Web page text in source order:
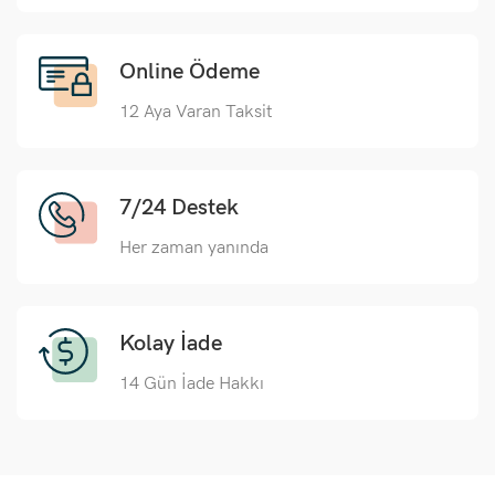
Online Ödeme
12 Aya Varan Taksit
7/24 Destek
Her zaman yanında
Kolay İade
14 Gün İade Hakkı